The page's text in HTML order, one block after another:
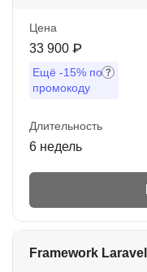
Цена
33 900 ₽
Ещё -15% по
промокоду
Длительность
6 недель
Framework Laravel